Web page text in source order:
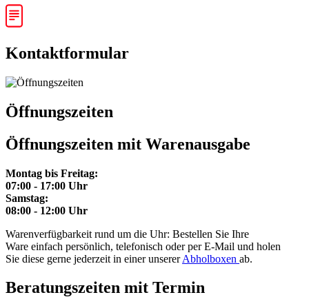
Kontaktformular
Öffnungszeiten
Öffnungszeiten mit Warenausgabe
Montag bis Freitag:
07:00 - 17:00 Uhr
Samstag:
08:00 - 12:00 Uhr
Warenverfügbarkeit rund um die Uhr: Bestellen Sie Ihre
Ware einfach persönlich, telefonisch oder per E-Mail und holen
Sie diese gerne jederzeit in einer unsererAbholboxen ab.
Beratungszeiten mit Termin